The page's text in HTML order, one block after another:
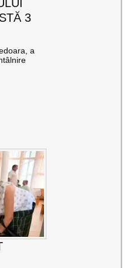
3
a